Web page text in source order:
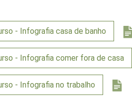
- Infografia casa de banho
- Infografia comer fora de casa
- Infografia no trabalho